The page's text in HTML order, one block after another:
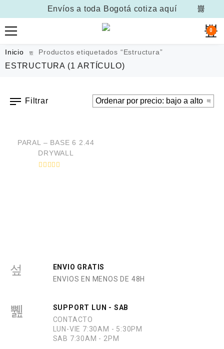
Envíos a toda Bogotá cotiza aquí
0
Inicio Productos etiquetados “Estructura”
ESTRUCTURA (1 ARTÍCULO)
Filtrar
PARAL – BASE 6 2.44
DRYWALL
ENVIO GRATIS
ENVIOS EN MENOS DE 48H
SUPPORT LUN - SAB
CONTACTO
LUN-VIE 7:30AM - 5:30PM
SAB 7:30AM - 2PM